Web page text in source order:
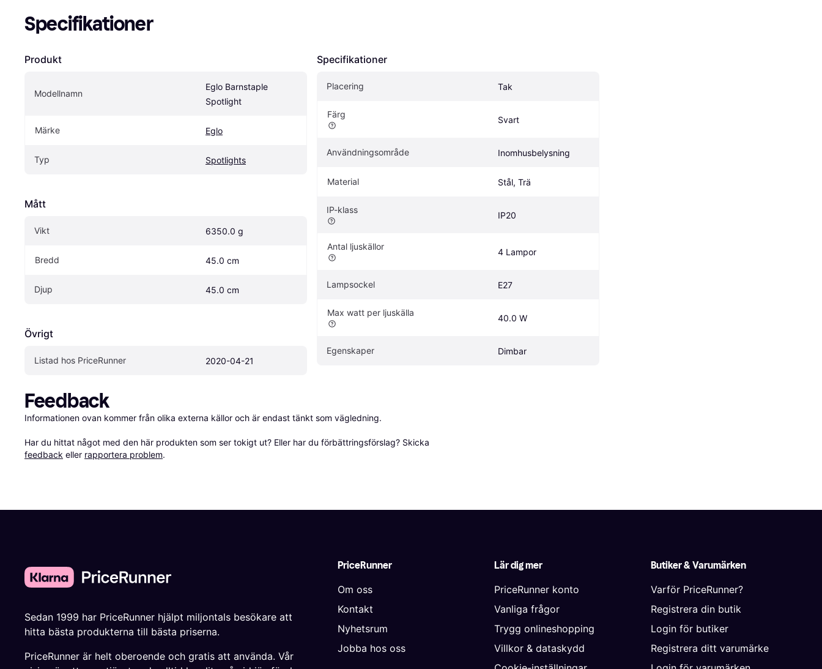
Specifikationer
Produkt
Modellnamn
Eglo Barnstaple
Spotlight
Märke Eglo
Typ Spotlights
Mått
Vikt 6350.0 g
Bredd 45.0 cm
Djup 45.0 cm
Övrigt
Listad hos PriceRunner 2020-04-21
Specifikationer
Placering Tak
Färg
Svart
Användningsområde Inomhusbelysning
Material Stål, Trä
IP-klass
IP20
Antal ljuskällor
4 Lampor
Lampsockel E27
Max watt per ljuskälla
40.0 W
Egenskaper Dimbar
Feedback
Informationen ovan kommer från olika externa källor och är endast tänkt som vägledning.
Har du hittat något med den här produkten som ser tokigt ut? Eller har du förbättringsförslag? Skicka
feedback eller rapportera problem.
PriceRunner
Om oss
Kontakt
Nyhetsrum
Jobba hos oss
Lär dig mer
PriceRunner konto
Vanliga frågor
Trygg onlineshopping
Villkor & dataskydd
Butiker & Varumärken
Varför PriceRunner?
Registrera din butik
Login för butiker
Registrera ditt varumärke
Sedan 1999 har PriceRunner hjälpt miljontals besökare att
hitta bästa produkterna till bästa priserna.
PriceRunner är helt oberoende och gratis att använda. Vår